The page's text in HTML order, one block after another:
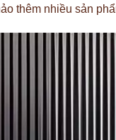
thêm nhiều sản